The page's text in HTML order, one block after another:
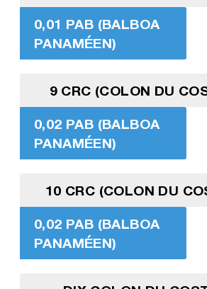
0,01 PAB (BALBOA
PANAMÉEN)
9 CRC (COLON DU
0,02 PAB (BALBOA
PANAMÉEN)
10 CRC (COLON DU
0,02 PAB (BALBOA
PANAMÉEN)